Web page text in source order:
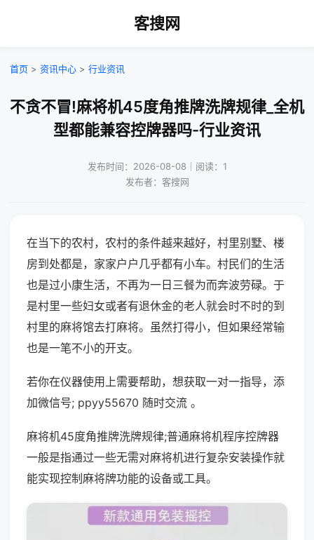
客搜网
首页 > 资讯中心 > 行业资讯
不贪不冒!麻将机45度角推牌洗牌规律_全机
型都能兼容控牌器吗-行业资讯
发布时间：2026-08-08｜阅读：1
发布者：客搜网
在当下的农村，农村的条件越来越好，村里别墅、楼
房到处都是，家家户户几乎都有小车。村民们的生活
也是过小康生活，不再为一日三餐为而奔波劳碌。于
是村里一些妇女或者有退休金的老人就会时不时的到
村里的麻将馆去打麻将。虽然打得小，但如果经常输
也是一笔不小的开支。
若你在仪器使用上需要帮助，想获取一对一指导，添
加微信号; ppyy55670 随时交流 。
麻将机45度角推牌洗牌规律;普通麻将机程序控牌器
一般是指通过一些无需对麻将机进行复杂安装操作就
能实现控制麻将牌功能的设备或工具。